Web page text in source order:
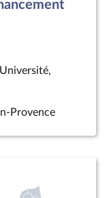
Provence